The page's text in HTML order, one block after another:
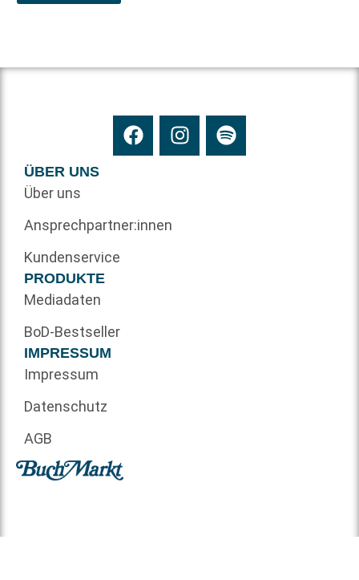
ÜBER UNS
Über uns
Ansprechpartner:innen
Kundenservice
PRODUKTE
Mediadaten
BoD-Bestseller
IMPRESSUM
Impressum
Datenschutz
AGB